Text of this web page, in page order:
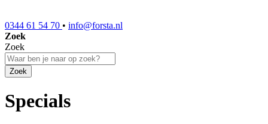
0344 61 54 70 • info@forsta.nl
Zoek
Zoek
Zoek
Specials